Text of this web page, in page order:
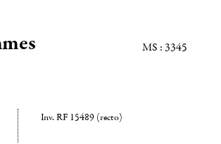
MS : 3345
Inv. RF 15489 (recto)